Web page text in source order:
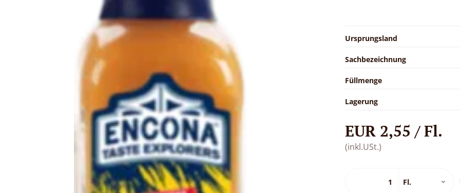
Ursprungsland
Sachbezeichnung
Füllmenge
Lagerung
EUR 2,55 / Fl.
(inkl.USt.)